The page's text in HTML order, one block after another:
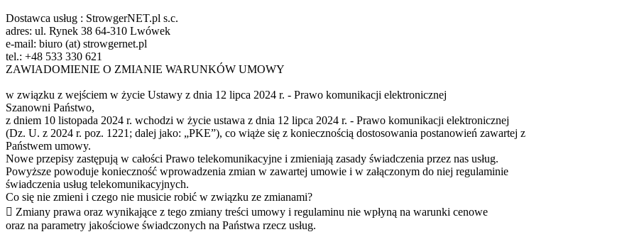
Dostawca usług : StrowgerNET.pl s.c.
adres: ul. Rynek 38 64-310 Lwówek
e-mail: biuro (at) strowgernet.pl
tel.: +48 533 330 621
ZAWIADOMIENIE O ZMIANIE WARUNKÓW UMOWY
w związku z wejściem w życie Ustawy z dnia 12 lipca 2024 r. - Prawo komunikacji elektronicznej
Szanowni Państwo,
z dniem 10 listopada 2024 r. wchodzi w życie ustawa z dnia 12 lipca 2024 r. - Prawo komunikacji elektronicznej
(Dz. U. z 2024 r. poz. 1221; dalej jako: „PKE”), co wiąże się z koniecznością dostosowania postanowień zawartej z
Państwem umowy.
Nowe przepisy zastępują w całości Prawo telekomunikacyjne i zmieniają zasady świadczenia przez nas usług.
Powyższe powoduje konieczność wprowadzenia zmian w zawartej umowie i w załączonym do niej regulaminie
świadczenia usług telekomunikacyjnych.
Co się nie zmieni i czego nie musicie robić w związku ze zmianami?
 Zmiany prawa oraz wynikające z tego zmiany treści umowy i regulaminu nie wpłyną na warunki cenowe
oraz na parametry jakościowe świadczonych na Państwa rzecz usług.